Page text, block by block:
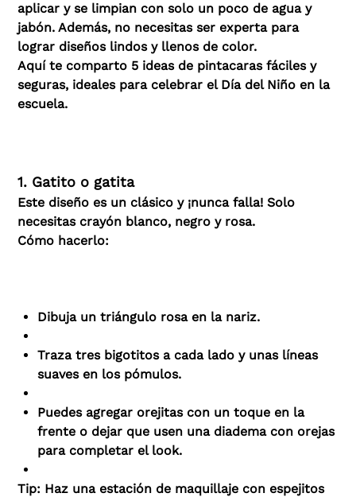
aplicar y se limpian con solo un poco de agua y
jabón. Además, no necesitas ser experta para
lograr diseños lindos y llenos de color.
Aquí te comparto 5 ideas de pintacaras fáciles y
seguras, ideales para celebrar el Día del Niño en la
escuela.
1. Gatito o gatita
Este diseño es un clásico y ¡nunca falla! Solo
necesitas crayón blanco, negro y rosa.
Cómo hacerlo:
Dibuja un triángulo rosa en la nariz.
Traza tres bigotitos a cada lado y unas líneas
suaves en los pómulos.
Puedes agregar orejitas con un toque en la
frente o dejar que usen una diadema con orejas
para completar el look.
Tip: Haz una estación de maquillaje con espejitos